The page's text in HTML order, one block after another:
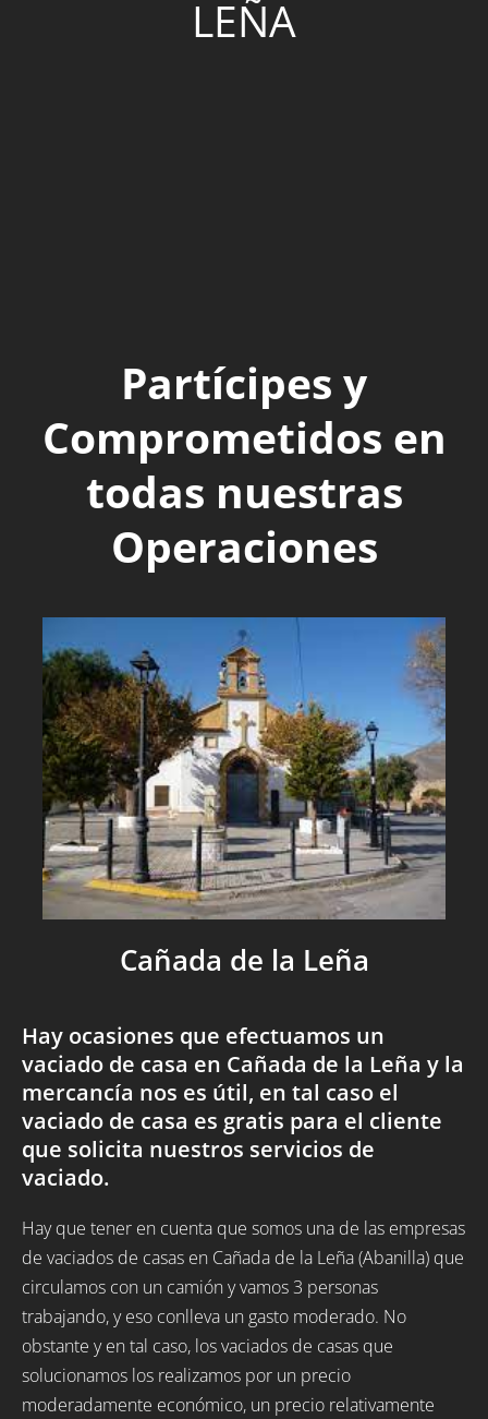
LEÑA
Partícipes y
Comprometidos en
todas nuestras
Operaciones
Cañada de la Leña
Hay ocasiones que efectuamos un
vaciado de casa en Cañada de la Leña y la
mercancía nos es útil, en tal caso el
vaciado de casa es gratis para el cliente
que solicita nuestros servicios de
vaciado.
Hay que tener en cuenta que somos una de las empresas
de vaciados de casas en Cañada de la Leña (Abanilla) que
circulamos con un camión y vamos 3 personas
trabajando, y eso conlleva un gasto moderado. No
obstante y en tal caso, los vaciados de casas que
solucionamos los realizamos por un precio
moderadamente económico, un precio relativamente